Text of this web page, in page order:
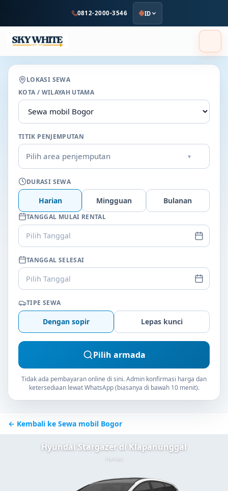
utama
0812-2000-3546 ID
LOKASI SEWA
KOTA / WILAYAH UTAMA
TITIK PENJEMPUTAN
Pilih area penjemputan ▾
DURASI SEWA
Harian Mingguan Bulanan
TANGGAL MULAI RENTAL
Pilih Tanggal
TANGGAL SELESAI
Pilih Tanggal
TIPE SEWA
Dengan sopir Lepas kunci
Pilih armada
Tidak ada pembayaran online di sini. Admin konfirmasi harga dan
ketersediaan lewat WhatsApp (biasanya di bawah 10 menit).
← Kembali ke Sewa mobil Bogor
Hyundai Stargazer di Klapanunggal
Harian